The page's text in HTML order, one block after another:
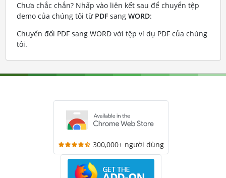
Chưa chắc chắn? Nhấp vào liên kết sau để chuyển tệp
demo của chúng tôi từ PDFsang WORD:
Chuyển đổi PDF sang WORD với tệp ví dụ PDF của chúng
tôi.
300,000+ người dùng